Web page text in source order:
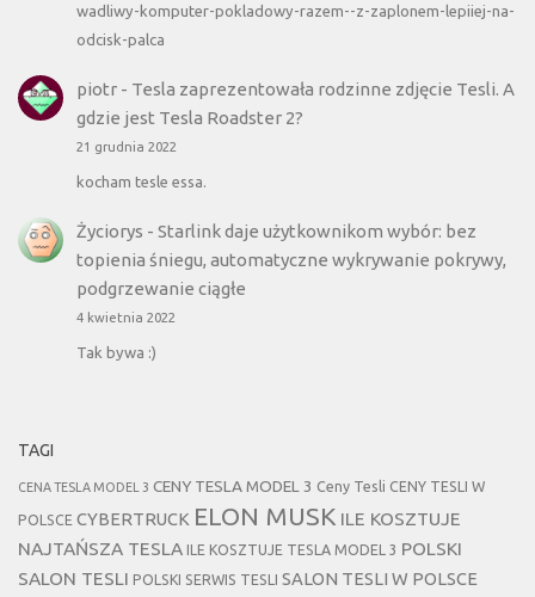
wadliwy-komputer-pokladowy-razem--z-zaplonem-lepiiej-na-
odcisk-palca
piotr- Tesla zaprezentowała rodzinne zdjęcie Tesli. A
gdzie jest Tesla Roadster 2?
21 grudnia 2022
kocham tesle essa.
Życiorys - Starlink daje użytkownikom wybór: bez
topienia śniegu, automatyczne wykrywanie pokrywy,
podgrzewanie ciągłe
4 kwietnia 2022
Tak bywa :)
TAGI
CENA TESLA MODEL 3 CENY TESLA MODEL 3 Ceny Tesli CENY TESLI W
POLSCE CYBERTRUCK ELON MUSK ILE KOSZTUJE
NAJTAŃSZA TESLA
ILE KOSZTUJE TESLA MODEL 3 POLSKI
SALON TESLI POLSKI SERWIS TESLI SALON TESLI W POLSCE